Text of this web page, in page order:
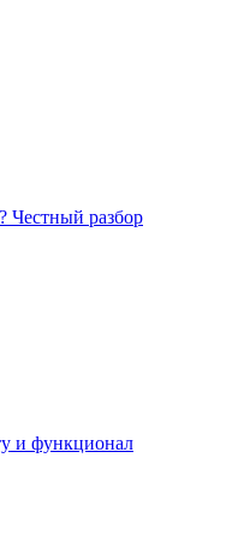
Честный разбор
и функционал